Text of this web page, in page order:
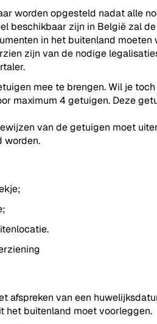
worden opgesteld nadat alle
beschikbaar zijn in België zal
in het buitenland
zijn van de nodige
mee te brengen. Wil je
maximum 4 getuigen. Deze
van de getuigen moet
worden.
afspreken van een
het buitenland moet voorleggen.